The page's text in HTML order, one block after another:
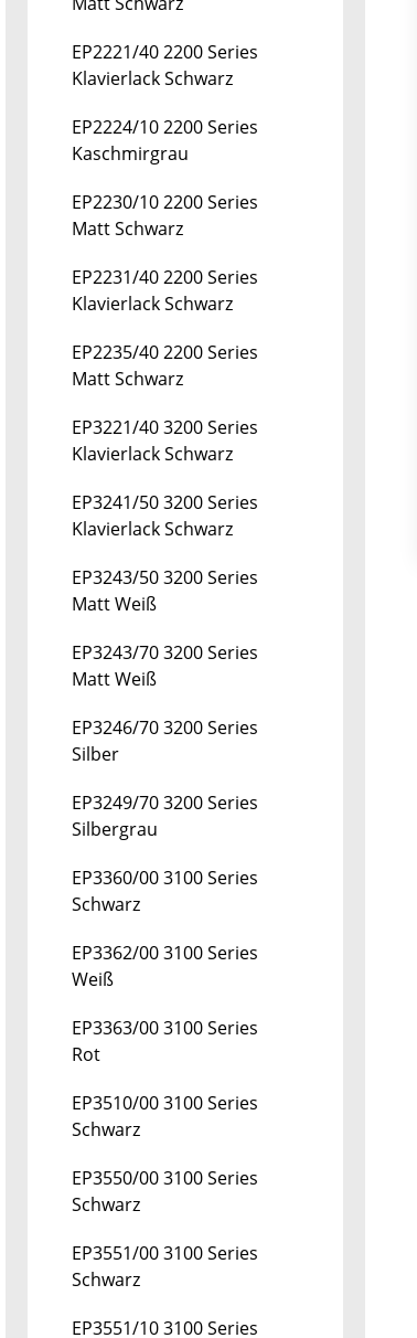
EP2221/40 2200 Series
Klavierlack Schwarz
EP2224/10 2200 Series
Kaschmirgrau
EP2230/10 2200 Series
Matt Schwarz
EP2231/40 2200 Series
Klavierlack Schwarz
EP2235/40 2200 Series
Matt Schwarz
EP3221/40 3200 Series
Klavierlack Schwarz
EP3241/50 3200 Series
Klavierlack Schwarz
EP3243/50 3200 Series
Matt Weiß
EP3243/70 3200 Series
Matt Weiß
EP3246/70 3200 Series
Silber
EP3249/70 3200 Series
Silbergrau
EP3360/00 3100 Series
Schwarz
EP3362/00 3100 Series
Weiß
EP3363/00 3100 Series
Rot
EP3510/00 3100 Series
Schwarz
EP3550/00 3100 Series
Schwarz
EP3551/00 3100 Series
Schwarz
EP3551/10 3100 Series